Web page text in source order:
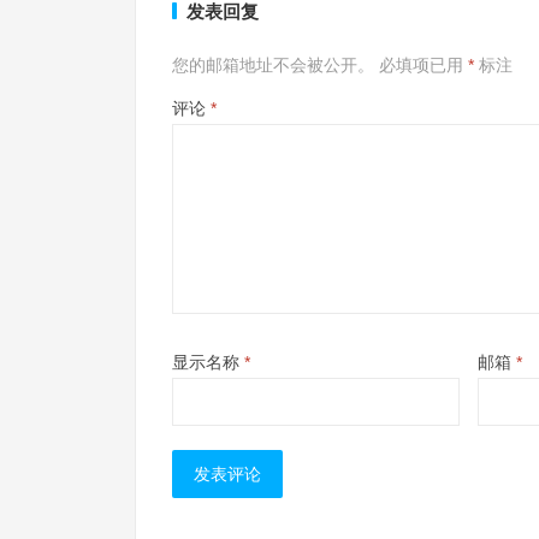
发表回复
您的邮箱地址不会被公开。 必填项已用 * 标注
评论 *
显示名称 * 邮箱 *